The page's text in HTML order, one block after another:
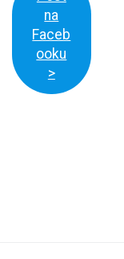
na
Faceb
ooku
>